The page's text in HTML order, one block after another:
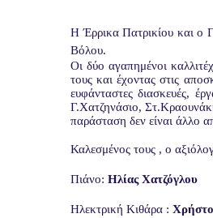
Η Έρρικα Πατρικίου και ο
Βόλου.
Οι δύο αγαπημένοι
τους και έχοντας στις
ευφάνταστες διασκευές,
Γ.Χατζηνάσιο,
παράσταση δεν είναι άλλο
Καλεσμένος τους , ο
Πιάνο: Ηλίας Χατζόγλου
Ηλεκτρική Κιθάρα :